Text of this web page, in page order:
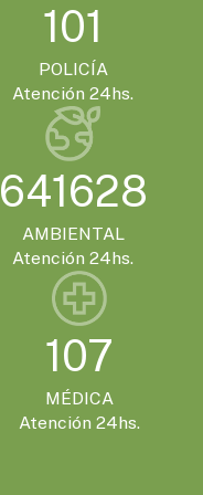
101
POLICÍA
Atención 24hs.
641628
AMBIENTAL
Atención 24hs.
107
MÉDICA
Atención 24hs.